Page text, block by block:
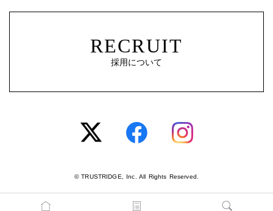
RECRUIT
採用について
© TRUSTRIDGE, Inc. All Rights Reserved.